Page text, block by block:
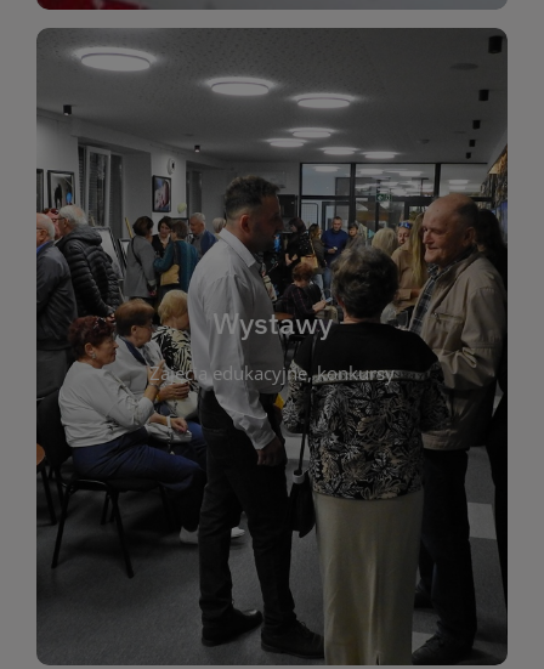
Wystawy
Zajęcia edukacyjne, konkursy
Wystawy
Biblioteka organizuje prezentujące zarówno
sztukę lokalnych twórców, jak i zbiory tematyczne.
W tej sekcji znajdziesz informacje o aktualnych
ekspozycjach oraz archiwum wystaw z
poprzednich lat. Prezentowane prace obejmują
malarstwo, fotografię, rękodzieło i inne formy
artystyczne. Każda wystawa to wyjątkowa okazja
do kontaktu z kulturą i sztuką w przestrzeni
biblioteki. Serdecznie zapraszamy wszystkich
miłośników estetycznych doznań!
WIĘCEJ